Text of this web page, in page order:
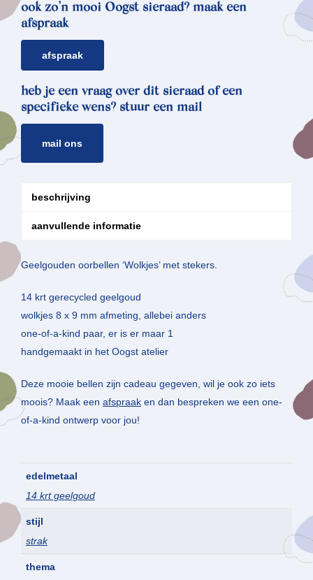
ook zo’n mooi Oogst sieraad? maak een
afspraak
afspraak
heb je een vraag over dit sieraad of een
specifieke wens? stuur een mail
mail ons
beschrijving
aanvullende informatie
Geelgouden oorbellen ‘Wolkjes’ met stekers.
14 krt gerecycled geelgoud
wolkjes 8 x 9 mm afmeting, allebei anders
one-of-a-kind paar, er is er maar 1
handgemaakt in het Oogst atelier
Deze mooie bellen zijn cadeau gegeven, wil je ook zo iets
moois? Maak een afspraak en dan bespreken we een one-
of-a-kind ontwerp voor jou!
edelmetaal
14 krt geelgoud
stijl
strak
thema